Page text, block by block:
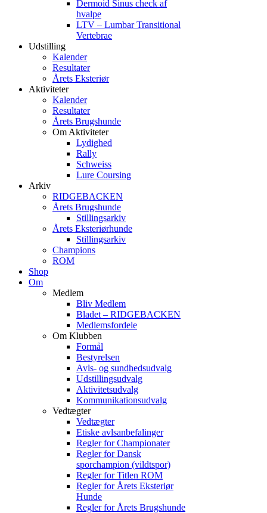
Dermoid Sinus check af
hvalpe
LTV – Lumbar Transitional
Vertebrae
Udstilling
Kalender
Resultater
Årets Eksteriør
Aktiviteter
Kalender
Resultater
Årets Brugshunde
Om Aktiviteter
Lydighed
Rally
Schweiss
Lure Coursing
Arkiv
RIDGEBACKEN
Årets Brugshunde
Stillingsarkiv
Årets Eksteriørhunde
Stillingsarkiv
Champions
ROM
Shop
Om
Medlem
Bliv Medlem
Bladet – RIDGEBACKEN
Medlemsfordele
Om Klubben
Formål
Bestyrelsen
Avls- og sundhedsudvalg
Udstillingsudvalg
Aktivitetsudvalg
Kommunikationsudvalg
Vedtægter
Vedtægter
Etiske avlsanbefalinger
Regler for Championater
Regler for Dansk
sporchampion (vildtspor)
Regler for Titlen ROM
Regler for Årets Eksteriør
Hunde
Regler for Årets Brugshunde